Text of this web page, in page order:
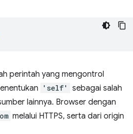
perintah yang mengontrol
'self'
sebagai salah
lainnya. Browser dengan
melalui HTTPS, serta dari origin